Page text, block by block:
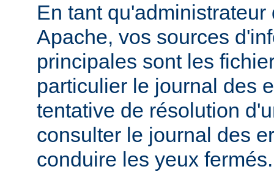
En tant
Apache, vos sources
principales sont les
particulier le journal des
tentative de résolution
consulter le journal des
conduire les yeux fermés.